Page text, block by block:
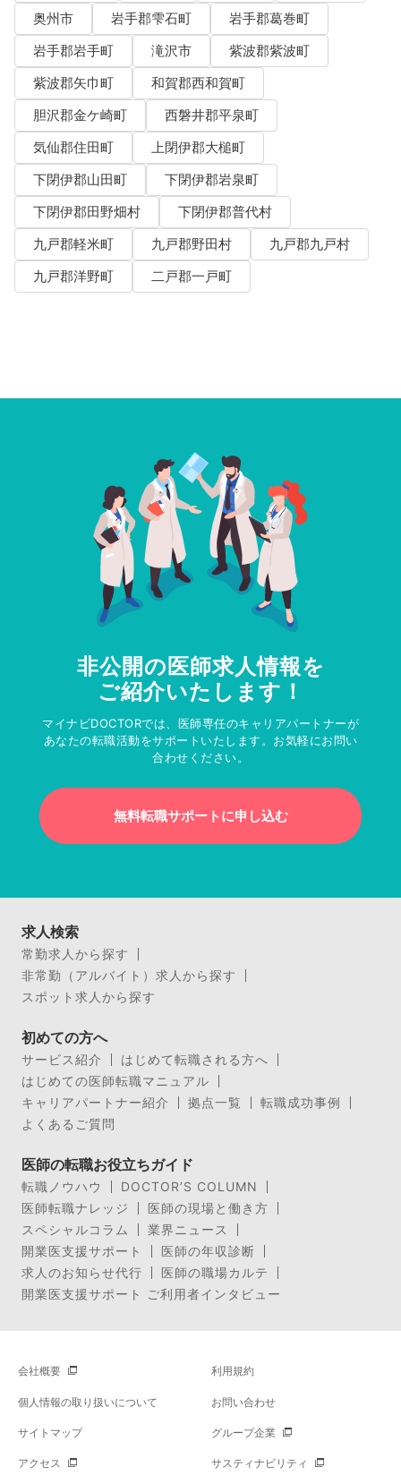
奥州市
岩手郡雫石町
岩手郡葛巻町
岩手郡岩手町
滝沢市
紫波郡紫波町
紫波郡矢巾町
和賀郡西和賀町
胆沢郡金ケ崎町
西磐井郡平泉町
気仙郡住田町
上閉伊郡大槌町
下閉伊郡山田町
下閉伊郡岩泉町
下閉伊郡田野畑村
下閉伊郡普代村
九戸郡軽米町
九戸郡野田村
九戸郡九戸村
九戸郡洋野町
二戸郡一戸町
非公開の医師求人情報を
ご紹介いたします！
マイナビDOCTORでは、医師専任のキャリアパートナーが
あなたの転職活動をサポートいたします。お気軽にお問い
合わせください。
無料転職サポートに申し込む
求人検索
常勤求人から探す
非常勤（アルバイト）求人から探す
スポット求人から探す
初めての方へ
サービス紹介
はじめて転職される方へ
はじめての医師転職マニュアル
キャリアパートナー紹介
拠点一覧
転職成功事例
よくあるご質問
医師の転職お役立ちガイド
転職ノウハウ
DOCTOR’S COLUMN
医師転職ナレッジ
医師の現場と働き方
スペシャルコラム
業界ニュース
開業医支援サポート
医師の年収診断
求人のお知らせ代行
医師の職場カルテ
開業医支援サポート ご利用者インタビュー
会社概要 利用規約
個人情報の取り扱いについて お問い合わせ
サイトマップ グループ企業
アクセス サスティナビリティ